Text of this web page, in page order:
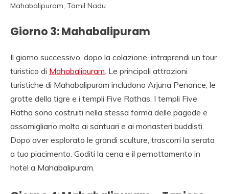
Mahabalipuram, Tamil Nadu
Giorno 3: Mahabalipuram
Il giorno successivo, dopo la colazione, intraprendi un tour
turistico di Mahabalipuram. Le principali attrazioni
turistiche di Mahabalipuram includono Arjuna Penance, le
grotte della tigre e i templi Five Rathas. I templi Five
Ratha sono costruiti nella stessa forma delle pagode e
assomigliano molto ai santuari e ai monasteri buddisti.
Dopo aver esplorato le grandi sculture, trascorri la serata
a tuo piacimento. Goditi la cena e il pernottamento in
hotel a Mahabalipuram.